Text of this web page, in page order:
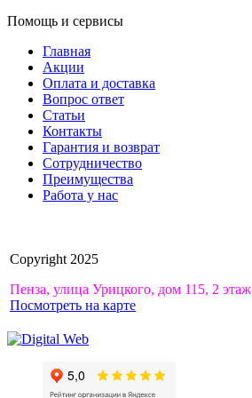
Помощь и сервисы
Главная
Акции
Оплата и доставка
Вопрос ответ
Статьи
Контакты
Гарантия и возврат
Сотрудничество
Преимущества
Работа у нас
Copyright 2025
Пенза, улица Урицкого, дом 115, 2 этаж
Посмотреть на карте